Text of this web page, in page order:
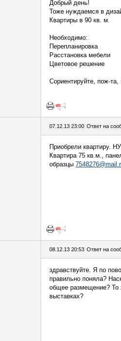
Добрый день!
Тоже нуждаемся в
Квартиры в 90 кв. м.
Необходимо:
Перепланировка
Расстановка мебели
Цветовое решение
Сориентируйте, пож-та,
07.12.13 23:00 Ответ на
Приобрели квартиру.
Квартира 75 кв.м.,
образцы
08.12.13 20:53 Ответ на
здравствуйте. Я по
правильно поняла?
общее размещение? То
выставках?